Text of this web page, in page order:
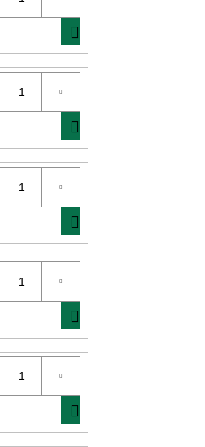
KOŠÍKA
KOŠÍKA
KOŠÍKA
KOŠÍKA
KOŠÍKA